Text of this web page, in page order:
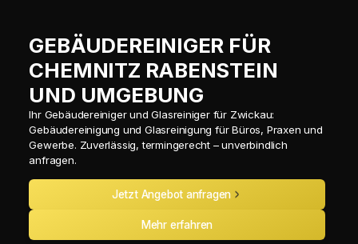
GEBÄUDEREINIGER FÜR
CHEMNITZ RABENSTEIN
UND UMGEBUNG
Ihr Gebäudereiniger und Glasreiniger für Zwickau:
Gebäudereinigung und Glasreinigung für Büros, Praxen und
Gewerbe. Zuverlässig, termingerecht – unverbindlich
anfragen.
Jetzt Angebot anfragen
Mehr erfahren